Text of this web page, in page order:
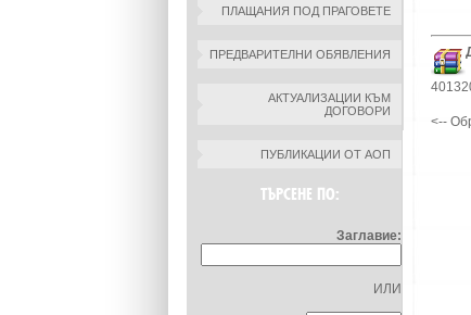
ПЛАЩАНИЯ ПОД ПРАГОВЕТЕ
ПРЕДВАРИТЕЛНИ ОБЯВЛЕНИЯ
АКТУАЛИЗАЦИИ КЪМ
ДОГОВОРИ
ПУБЛИКАЦИИ ОТ АОП
ТЪРСЕНЕ ПО:
Заглавие:
ИЛИ
<--